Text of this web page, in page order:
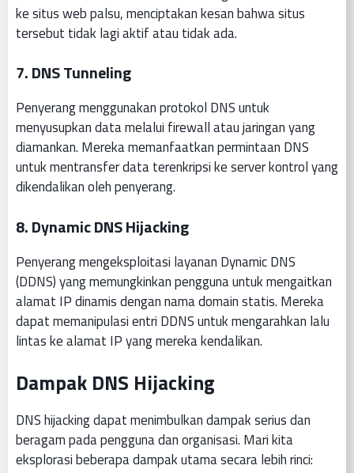
ke situs web palsu, menciptakan kesan bahwa situs
tersebut tidak lagi aktif atau tidak ada.
7.DNS Tunneling
Penyerang menggunakan protokol DNS untuk
menyusupkan data melalui firewall atau jaringan yang
diamankan. Mereka memanfaatkan permintaan DNS
untuk mentransfer data terenkripsi ke server kontrol yang
dikendalikan oleh penyerang.
8.Dynamic DNS Hijacking
Penyerang mengeksploitasi layanan Dynamic DNS
(DDNS) yang memungkinkan pengguna untuk mengaitkan
alamat IP dinamis dengan nama domain statis. Mereka
dapat memanipulasi entri DDNS untuk mengarahkan lalu
lintas ke alamat IP yang mereka kendalikan.
Dampak DNS Hijacking
DNS hijacking dapat menimbulkan dampak serius dan
beragam pada pengguna dan organisasi. Mari kita
eksplorasi beberapa dampak utama secara lebih rinci: